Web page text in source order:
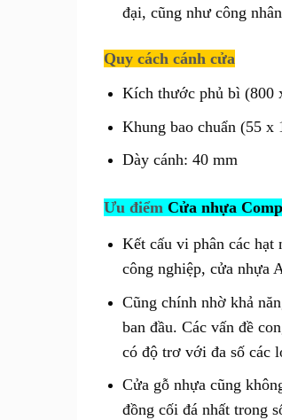
đại, cũng như công
Quy cách cánh cửa
Kích thước phủ bì (800
Khung bao chuẩn (55 x
Dày cánh: 40 mm
Ưu điểm Cửa nhựa
Kết cấu vi phân các hạt
công nghiệp, cửa nhựa
Cũng chính nhờ khả
ban đầu. Các vấn đề
có độ trơ với đa số các
Cửa gỗ nhựa cũng
đồng cối đá nhất trong